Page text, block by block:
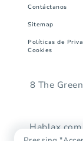
Contáctanos
Sitemap
Políticas de
Cookies
8 The